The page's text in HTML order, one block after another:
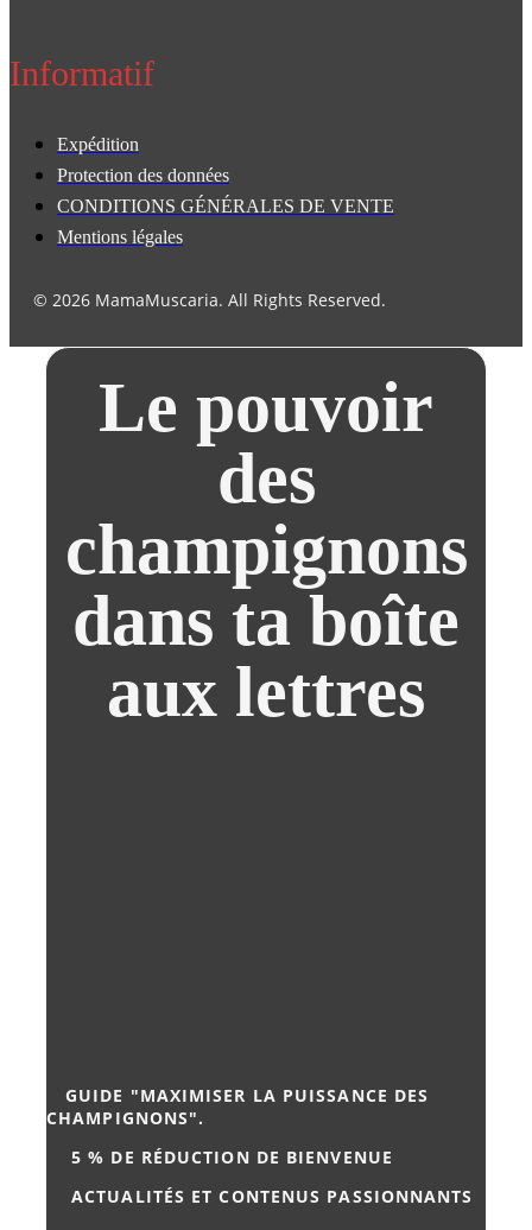
Informatif
Expédition
Protection des données
CONDITIONS GÉNÉRALES DE VENTE
Mentions légales
© 2026 MamaMuscaria. All Rights Reserved.
Le pouvoir
des
champignons
dans ta boîte
aux lettres
GUIDE "MAXIMISER LA PUISSANCE DES
CHAMPIGNONS".
5% DE RÉDUCTION DE BIENVENUE
ACTUALITÉS ET CONTENUS PASSIONNANTS